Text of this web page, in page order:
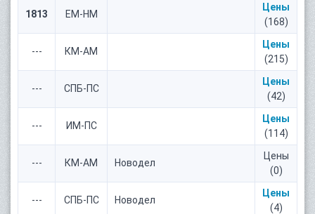
1813 ЕМ-НМ
Цены
(168)
--- КМ-АМ
Цены
(215)
--- СПБ-ПС
Цены
(42)
--- ИМ-ПС
Цены
(114)
--- КМ-АМ Новодел
Цены
(0)
--- СПБ-ПС Новодел
Цены
(4)